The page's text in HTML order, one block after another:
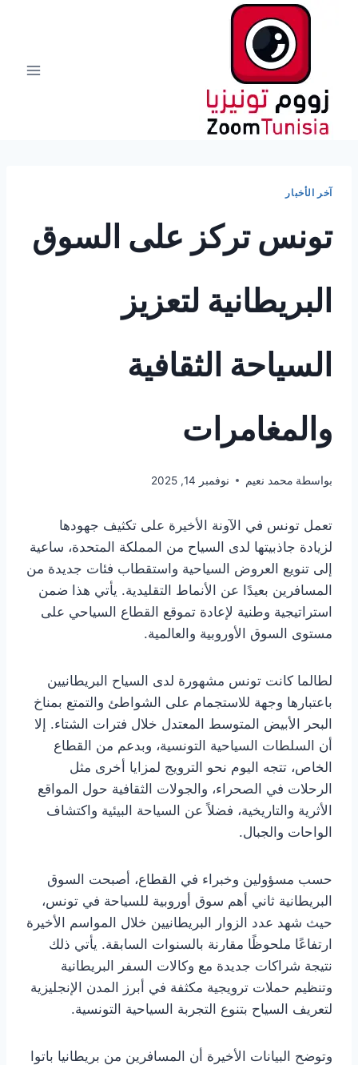
آخر الأخبار
تونس تركز على السوق
البريطانية لتعزيز
السياحة الثقافية
والمغامرات
بواسطة محمد نعيم نوفمبر 14, 2025
تعمل تونس في الآونة الأخيرة على تكثيف جهودها
لزيادة جاذبيتها لدى السياح من المملكة المتحدة، ساعية
إلى تنويع العروض السياحية واستقطاب فئات جديدة من
المسافرين بعيدًا عن الأنماط التقليدية. يأتي هذا ضمن
استراتيجية وطنية لإعادة تموقع القطاع السياحي على
مستوى السوق الأوروبية والعالمية.
لطالما كانت تونس مشهورة لدى السياح البريطانيين
باعتبارها وجهة للاستجمام على الشواطئ والتمتع بمناخ
البحر الأبيض المتوسط المعتدل خلال فترات الشتاء. إلا
أن السلطات السياحية التونسية، وبدعم من القطاع
الخاص، تتجه اليوم نحو الترويج لمزايا أخرى مثل
الرحلات في الصحراء، والجولات الثقافية حول المواقع
الأثرية والتاريخية، فضلاً عن السياحة البيئية واكتشاف
الواحات والجبال.
حسب مسؤولين وخبراء في القطاع، أصبحت السوق
البريطانية ثاني أهم سوق أوروبية للسياحة في تونس،
حيث شهد عدد الزوار البريطانيين خلال المواسم الأخيرة
ارتفاعًا ملحوظًا مقارنة بالسنوات السابقة. يأتي ذلك
نتيجة شراكات جديدة مع وكالات السفر البريطانية
وتنظيم حملات ترويجية مكثفة في أبرز المدن الإنجليزية
لتعريف السياح بتنوع التجربة السياحية التونسية.
وتوضح البيانات الأخيرة أن المسافرين من بريطانيا باتوا